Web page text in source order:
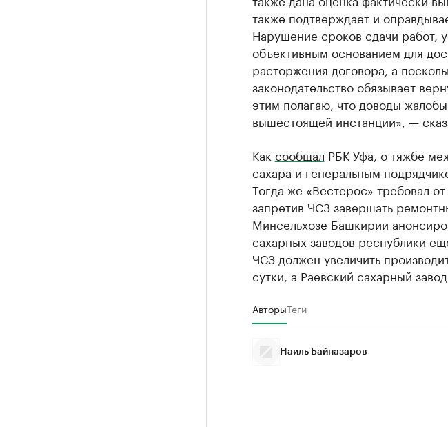
также подтверждает и
Нарушение сроков сдачи работ,
объективным основанием для
расторжения договора, а
законодательство обязывает
этим полагаю, что доводы
вышестоящей инстанции», —
Как сообщал РБК Уфа, о тяжбе
сахара и генеральным
Тогда же «Вестерос» требовал
запретив ЧСЗ завершать
Минсельхозе Башкирии
сахарных заводов республики
ЧСЗ должен увеличить
сутки, а Раевский сахарный
АвторыТеги
Наиль Байназаров